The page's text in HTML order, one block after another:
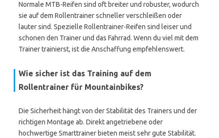
Normale MTB-Reifen sind oft breiter und robuster, wodurch
sie auf dem Rollentrainer schneller verschleißen oder
lauter sind. Spezielle Rollentrainer-Reifen sind leiser und
schonen den Trainer und das Fahrrad. Wenn du viel mit dem
Trainer trainierst, ist die Anschaffung empfehlenswert.
Wie sicher ist das Training auf dem
Rollentrainer für Mountainbikes?
Die Sicherheit hängt von der Stabilität des Trainers und der
richtigen Montage ab. Direkt angetriebene oder
hochwertige Smarttrainer bieten meist sehr gute Stabilität.